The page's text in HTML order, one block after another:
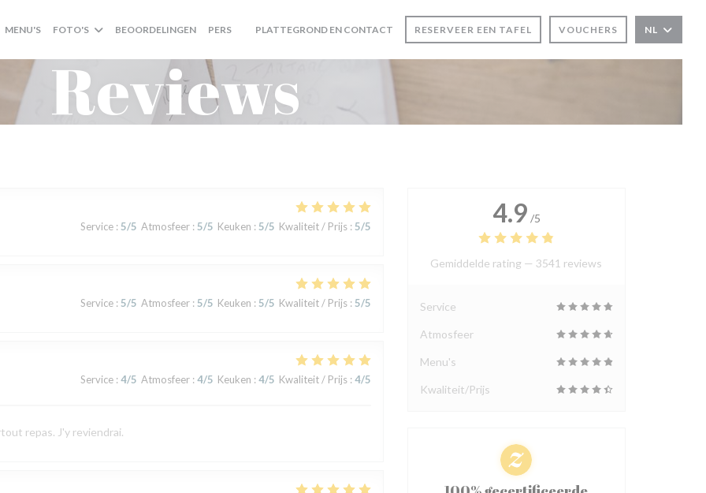
MENU'S FOTO'S BEOORDELINGEN PERS
((OPENT IN EEN NIEUW VENSTER))
PLATTEGROND EN CONTACT RESERVEER EEN TAFEL VOUCHERS NL
Reviews
Service: 5/5 Atmosfeer: 5/5 Keuken : 5/5 Kwaliteit / Prijs: 5/5
Service: 5/5 Atmosfeer: 5/5 Keuken : 5/5 Kwaliteit / Prijs: 5/5
Service: 4/5 Atmosfeer: 4/5 Keuken : 4/5 Kwaliteit / Prijs: 4/5
repas. J'y reviendrai.
4.9 /5
Gemiddelde rating —3541 reviews
Service
Atmosfeer
Menu's
Kwaliteit/Prijs